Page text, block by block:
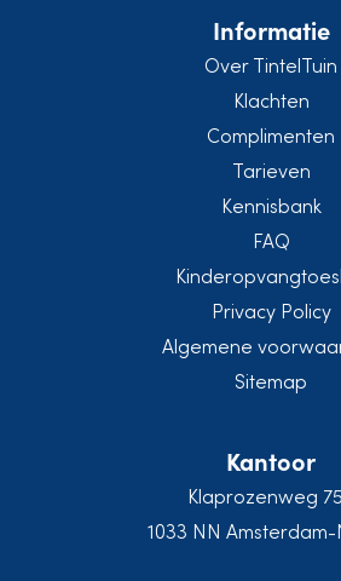
Informatie
Over TintelTuin
Klachten
Complimenten
Tarieven
Kennisbank
FAQ
Privacy Policy
Algemene
Sitemap
Kantoor
Klaprozenweg
1033 NN